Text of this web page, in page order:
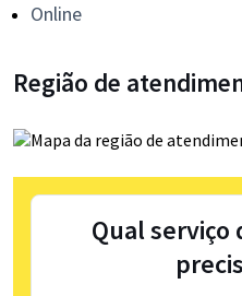
Online
Região de
Qual serviço